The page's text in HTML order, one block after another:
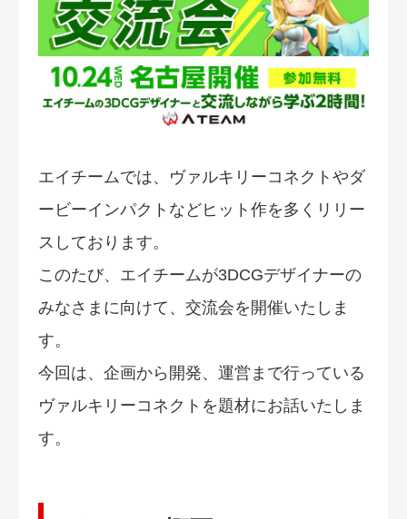
エイチームでは、ヴァルキリーコネクトやダ
ービーインパクトなどヒット作を多くリリー
スしております。
このたび、エイチームが3DCGデザイナーの
みなさまに向けて、交流会を開催いたしま
す。
今回は、企画から開発、運営まで行っている
ヴァルキリーコネクトを題材にお話いたしま
す。